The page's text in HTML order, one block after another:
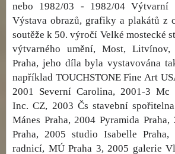
nebo 1982/03 - 1982/04 Výtvarní
Výstava obrazů, grafiky a plakátů z
soutěže k 50. výročí Velké mostecké
výtvarného umění, Most,
Praha, jeho díla byla vystavována
například TOUCHSTONE Fine Art
2001 Severní Carolina, 2001-3 Mc
Inc. CZ, 2003 Čs stavební
Mánes Praha, 2004 Pyramida
Praha, 2005 studio Isabelle
radnicí, MÚ Praha 3, 2005 galerie